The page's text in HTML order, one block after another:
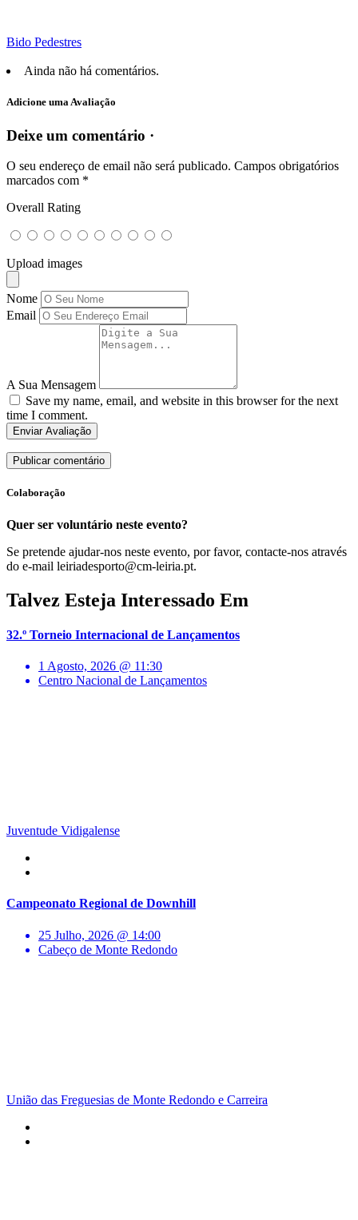
Bido Pedestres
Ainda não há comentários.
Adicione uma Avaliação
Deixe um comentário ·
O seu endereço de email não será publicado. Campos obrigatórios
marcados com *
Overall Rating
Upload images
Nome
Email
A Sua Mensagem
Save my name, email, and website in this browser for the next
time I comment.
Enviar Avaliação
Colaboração
Quer ser voluntário neste evento?
Se pretende ajudar-nos neste evento, por favor, contacte-nos através
do e-mail leiriadesporto@cm-leiria.pt.
Talvez Esteja Interessado Em
32.º Torneio Internacional de Lançamentos
1 Agosto, 2026 @ 11:30
Centro Nacional de Lançamentos
Juventude Vidigalense
Campeonato Regional de Downhill
25 Julho, 2026 @ 14:00
Cabeço de Monte Redondo
União das Freguesias de Monte Redondo e Carreira